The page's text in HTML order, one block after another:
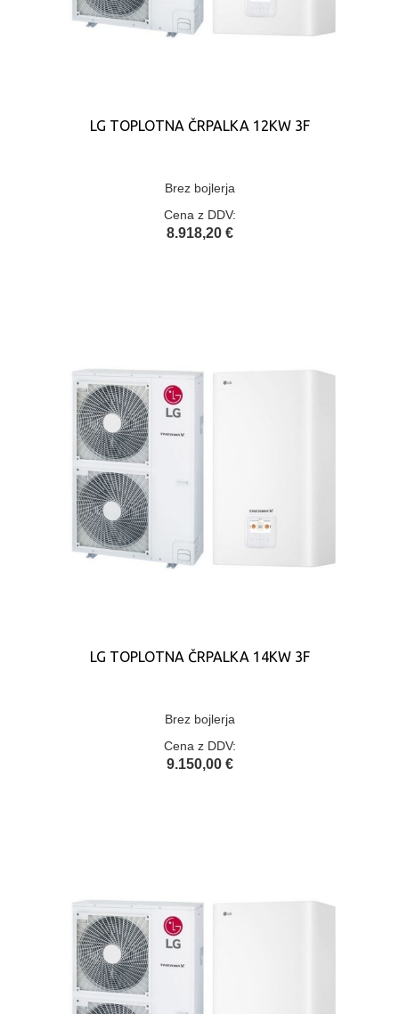
LG TOPLOTNA ČRPALKA 12KW 3F
Brez bojlerja
Cena z DDV:
8.918,20 €
LG TOPLOTNA ČRPALKA 14KW 3F
Brez bojlerja
Cena z DDV:
9.150,00 €